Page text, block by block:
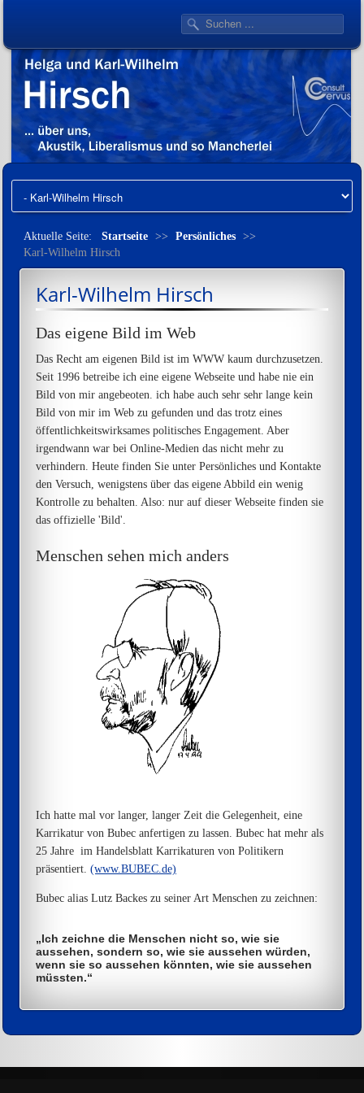
Aktuelle Seite: Startseite >> Persönliches >>
Karl-Wilhelm Hirsch
Karl-Wilhelm Hirsch
Das eigene Bild im Web
Das Recht am eigenen Bild ist im WWW kaum durchzusetzen.
Seit 1996 betreibe ich eine eigene Webseite und habe nie ein
Bild von mir angebeoten. ich habe auch sehr sehr lange kein
Bild von mir im Web zu gefunden und das trotz eines
öffentlichkeitswirksames politisches Engagement. Aber
irgendwann war bei Online-Medien das nicht mehr zu
verhindern. Heute finden Sie unter Persönliches und Kontakte
den Versuch, wenigstens über das eigene Abbild ein wenig
Kontrolle zu behalten. Also: nur auf dieser Webseite finden sie
das offizielle 'Bild'.
Menschen sehen mich anders
Ich hatte mal vor langer, langer Zeit die Gelegenheit, eine
Karrikatur von Bubec anfertigen zu lassen. Bubec hat mehr als
25 Jahre im Handelsblatt Karrikaturen von Politikern
präsentiert. (www.BUBEC.de)
Bubec alias Lutz Backes zu seiner Art Menschen zu zeichnen:
„Ich zeichne die Menschen nicht so, wie sie
aussehen, sondern so, wie sie aussehen würden,
wenn sie so aussehen könnten, wie sie aussehen
müssten.“